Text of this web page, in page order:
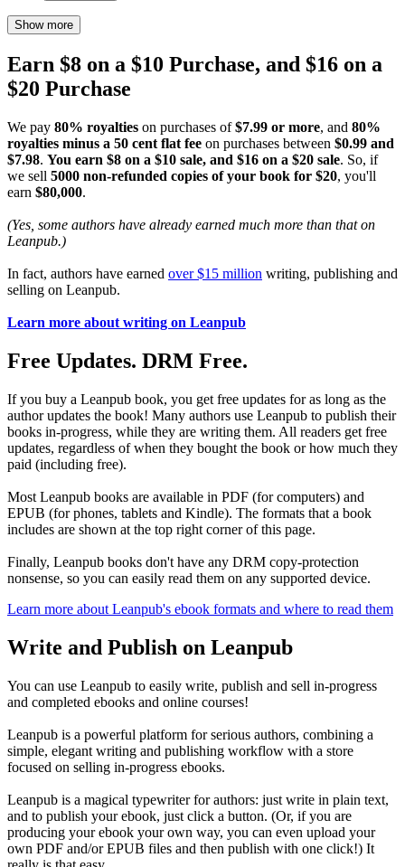
Show more
Earn $8 on a $10 Purchase, and $16 on a
$20 Purchase
We pay 80% royalties on purchases of$7.99 or more, and 80%
royalties minus a 50 cent flat fee on purchases between $0.99 and
$7.98. You earn $8 on a $10 sale, and $16 on a $20 sale. So, if
we sell 5000 non-refunded copies of your book for $20, you'll
earn $80,000.
(Yes, some authors have already earned much more than that on
Leanpub.)
In fact, authors have earned over $15 million writing, publishing and
selling on Leanpub.
Learn more about writing on Leanpub
Free Updates. DRM Free.
If you buy a Leanpub book, you get free updates for as long as the
author updates the book! Many authors use Leanpub to publish their
books in-progress, while they are writing them. All readers get free
updates, regardless of when they bought the book or how much they
paid (including free).
Most Leanpub books are available in PDF (for computers) and
EPUB (for phones, tablets and Kindle). The formats that a book
includes are shown at the top right corner of this page.
Finally, Leanpub books don't have any DRM copy-protection
nonsense, so you can easily read them on any supported device.
Learn more about Leanpub's ebook formats and where to read them
Write and Publish on Leanpub
You can use Leanpub to easily write, publish and sell in-progress
and completed ebooks and online courses!
Leanpub is a powerful platform for serious authors, combining a
simple, elegant writing and publishing workflow with a store
focused on selling in-progress ebooks.
Leanpub is a magical typewriter for authors: just write in plain text,
and to publish your ebook, just click a button. (Or, if you are
producing your ebook your own way, you can even upload your
own PDF and/or EPUB files and then publish with one click!) It